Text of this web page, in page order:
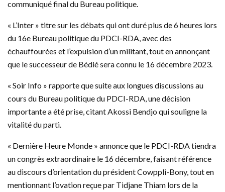
communiqué final du Bureau politique.
« L’Inter » titre sur les débats qui ont duré plus de 6 heures lors
du 16e Bureau politique du PDCI-RDA, avec des
échauffourées et l’expulsion d’un militant, tout en annonçant
que le successeur de Bédié sera connu le 16 décembre 2023.
« Soir Info » rapporte que suite aux longues discussions au
cours du Bureau politique du PDCI-RDA, une décision
importante a été prise, citant Akossi Bendjo qui souligne la
vitalité du parti.
« Dernière Heure Monde » annonce que le PDCI-RDA tiendra
un congrès extraordinaire le 16 décembre, faisant référence
au discours d’orientation du président Cowppli-Bony, tout en
mentionnant l’ovation reçue par Tidjane Thiam lors de la